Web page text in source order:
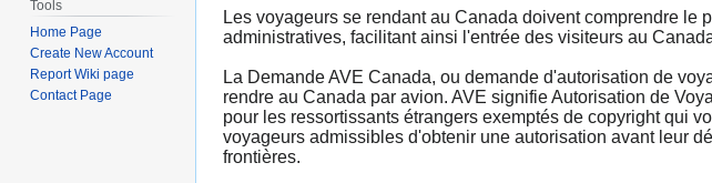
Les voyageurs se rendant au Canada doivent comprendre
administratives, facilitant ainsi l'entrée des visiteurs au
La Demande AVE Canada, ou demande d'autorisation de
rendre au Canada par avion. AVE signifie Autorisation de
pour les ressortissants étrangers exemptés de copyright qui
voyageurs admissibles d'obtenir une autorisation avant leur
frontières.
Tools
Home Page
Create New Account
Report Wiki page
Contact Page